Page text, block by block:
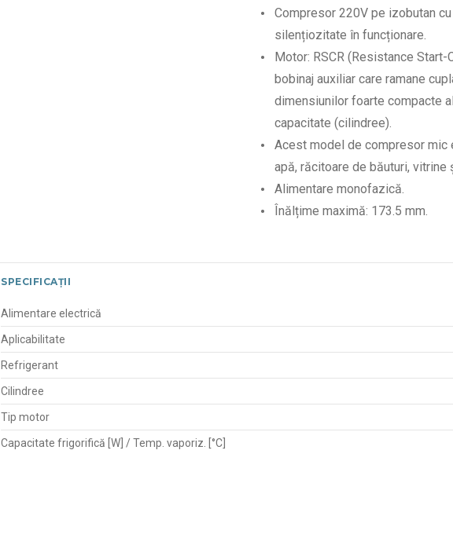
Compresor 220V pe izobutan
silențiozitate în funcționare.
Motor: RSCR (Resistance
bobinaj auxiliar care ramane
dimensiunilor foarte compacte
capacitate (cilindree).
Acest model de compresor
apă, răcitoare de băuturi,
Alimentare monofazică.
Înălțime maximă: 173.5 mm.
SPECIFICAȚII
Alimentare electrică
Aplicabilitate
Refrigerant
Cilindree
Tip motor
Capacitate frigorifică [W] / Temp. vaporiz. [°C]